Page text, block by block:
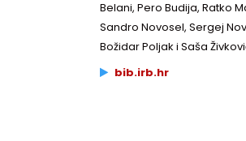
Belani, Pero Budija, Ratko
Sandro Novosel, Sergej
Božidar Poljak i Saša
bib.irb.hr